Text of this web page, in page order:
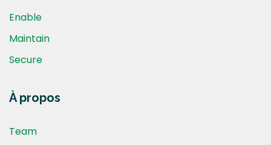
Enable
Maintain
Secure
À propos
Team